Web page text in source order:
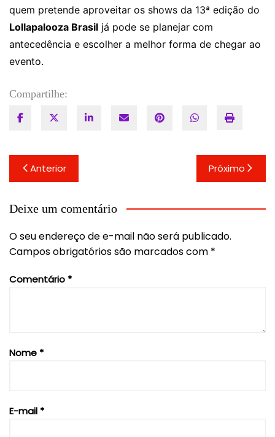
quem pretende aproveitar os shows da 13ª edição do
Lollapalooza Brasil já pode se planejar com
antecedência e escolher a melhor forma de chegar ao
evento.
Compartilhe:
Navegação
de
Post
Anterior Próximo
Deixe um comentário
O seu endereço de e-mail não será publicado.
Campos obrigatórios são marcados com *
Comentário *
Nome *
E-mail *